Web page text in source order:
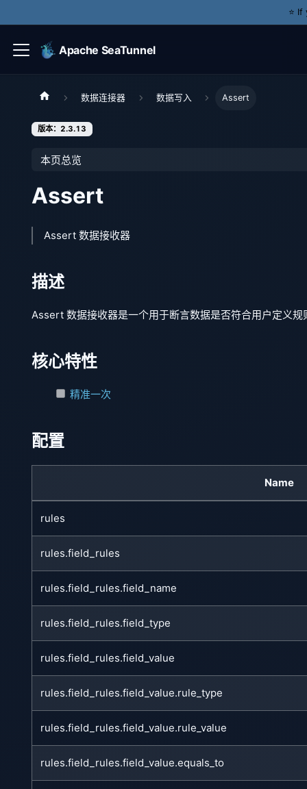
⭐️
Apache SeaTunnel
数据连接器 数据写入 Assert
版本：2.3.13
本页总览
Assert
Assert 数据接收器
描述
Assert 数据接收器是一个用于断言数据是否符合用户定义
核心特性
精准一次
配置
Name
rules
rules.field_rules
rules.field_rules.field_name
rules.field_rules.field_type
rules.field_rules.field_value
rules.field_rules.field_value.rule_type
rules.field_rules.field_value.rule_value
rules.field_rules.field_value.equals_to